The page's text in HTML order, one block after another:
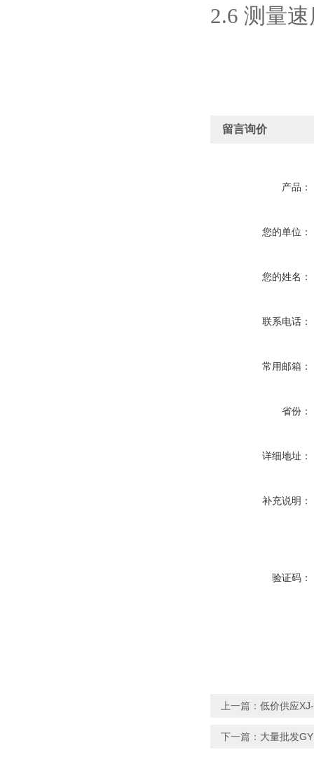
2.6 测量
留言询价
产品：
您的单位：
您的姓名：
联系电话：
常用邮箱：
省份：
详细地址：
补充说明：
验证码：
上一篇： 低价供应
下一篇： 大量批发